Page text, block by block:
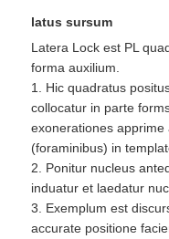
latus sursum
Latera Lock est PL
forma auxilium.
1. Hic quadratus
collocatur in parte
exonerationes
(foraminibus) in
2. Ponitur nucleus
induatur et laedatur
3. Exemplum est
accurate positione